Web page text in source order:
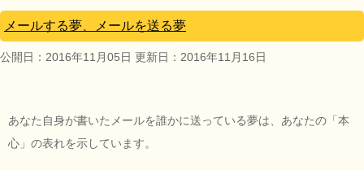
メールする夢、メールを送る夢
公開日： 2016年11月05日 更新日： 2016年11月16日
あなた自身が書いたメールを誰かに送っている夢は、あなたの「本
心」の表れを示しています。